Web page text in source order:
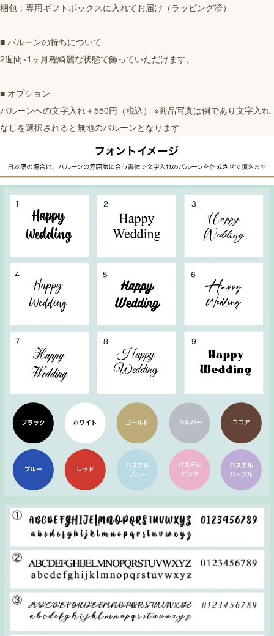
梱包：専用ギフトボックスに入れてお届け（ラッピング済）
■ バルーンの持ちについて
2週間~1ヶ月程綺麗な状態で飾っていただけます。
■ オプション
バルーンへの文字入れ＋550円（税込） ※商品写真は例であり文字入れ
なしを選択されると無地のバルーンとなります